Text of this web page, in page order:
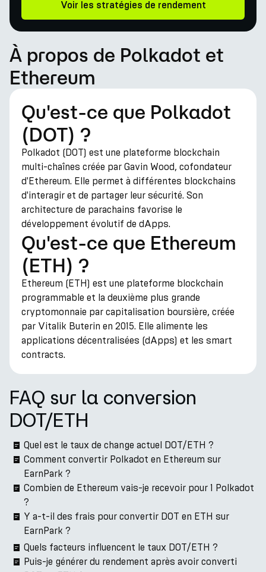
Voir les stratégies de rendement
À propos de Polkadot et
Ethereum
Qu'est-ce que Polkadot
(DOT) ?
Polkadot (DOT) est une plateforme blockchain
multi-chaînes créée par Gavin Wood, cofondateur
d'Ethereum. Elle permet à différentes blockchains
d'interagir et de partager leur sécurité. Son
architecture de parachains favorise le
développement évolutif de dApps.
Qu'est-ce que Ethereum
(ETH) ?
Ethereum (ETH) est une plateforme blockchain
programmable et la deuxième plus grande
cryptomonnaie par capitalisation boursière, créée
par Vitalik Buterin en 2015. Elle alimente les
applications décentralisées (dApps) et les smart
contracts.
FAQ sur la conversion
DOT/ETH
Quel est le taux de change actuel DOT/ETH ?
Comment convertir Polkadot en Ethereum sur
EarnPark ?
Combien de Ethereum vais-je recevoir pour 1 Polkadot
?
Y a-t-il des frais pour convertir DOT en ETH sur
EarnPark ?
Quels facteurs influencent le taux DOT/ETH ?
Puis-je générer du rendement après avoir converti